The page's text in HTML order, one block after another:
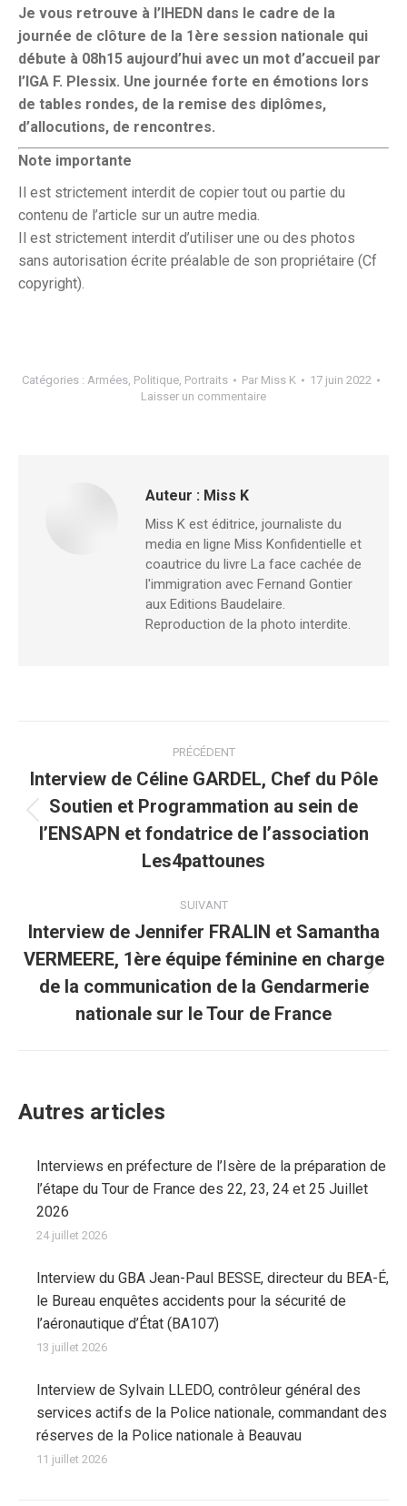
Je vous retrouve à l’IHEDN dans le cadre de la
journée de clôture de la 1ère session nationale qui
débute à 08h15 aujourd’hui avec un mot d’accueil par
l’IGA F. Plessix. Une journée forte en émotions lors
de tables rondes, de la remise des diplômes,
d’allocutions, de rencontres.
Note importante
Il est strictement interdit de copier tout ou partie du
contenu de l’article sur un autre media.
Il est strictement interdit d’utiliser une ou des photos
sans autorisation écrite préalable de son propriétaire (Cf
copyright).
Catégories : Armées, Politique, Portraits Par Miss K
17 juin 2022
Laisser un commentaire
Auteur : Miss K
Miss K est éditrice, journaliste du
media en ligne Miss Konfidentielle et
coautrice du livre La face cachée de
l'immigration avec Fernand Gontier
aux Editions Baudelaire.
Reproduction de la photo interdite.
article
PRÉCÉDENT
précédent
:
Interview de Céline GARDEL, Chef du Pôle
Soutien et Programmation au sein de
l’ENSAPN et fondatrice de l’association
Les4pattounes
SUIVANT
Article
suivant
:
Interview de Jennifer FRALIN et Samantha
VERMEERE, 1ère équipe féminine en charge
de la communication de la Gendarmerie
nationale sur le Tour de France
Autres articles
Interviews en préfecture de l’Isère de la préparation de
l’étape du Tour de France des 22, 23, 24 et 25 Juillet
2026
24 juillet 2026
Interview du GBA Jean-Paul BESSE, directeur du BEA-É,
le Bureau enquêtes accidents pour la sécurité de
l’aéronautique d’État (BA107)
13 juillet 2026
Interview de Sylvain LLEDO, contrôleur général des
services actifs de la Police nationale, commandant des
réserves de la Police nationale à Beauvau
11 juillet 2026